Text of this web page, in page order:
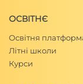
ОСВІТНЄ
Освітня
Літні школи
Курси